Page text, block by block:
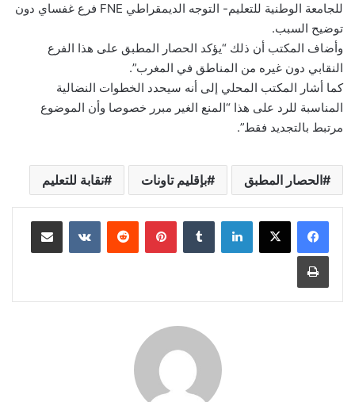
للجامعة الوطنية للتعليم- التوجه الديمقراطي FNE فرع غفساي دون
توضيح السبب.
وأضاف المكتب أن ذلك “يؤكد الحصار المطبق على هذا الفرع
النقابي دون غيره من المناطق في المغرب”.
كما أشار المكتب المحلي إلى أنه سيحدد الخطوات النضالية
المناسبة للرد على هذا “المنع الغير مبرر خصوصا وأن الموضوع
مرتبط بالتجديد فقط”.
الحصار المطبق بإقليم تاونات نقابة للتعليم
لينكدإن بينتيريست مشاركة عبر البريد
طباعة